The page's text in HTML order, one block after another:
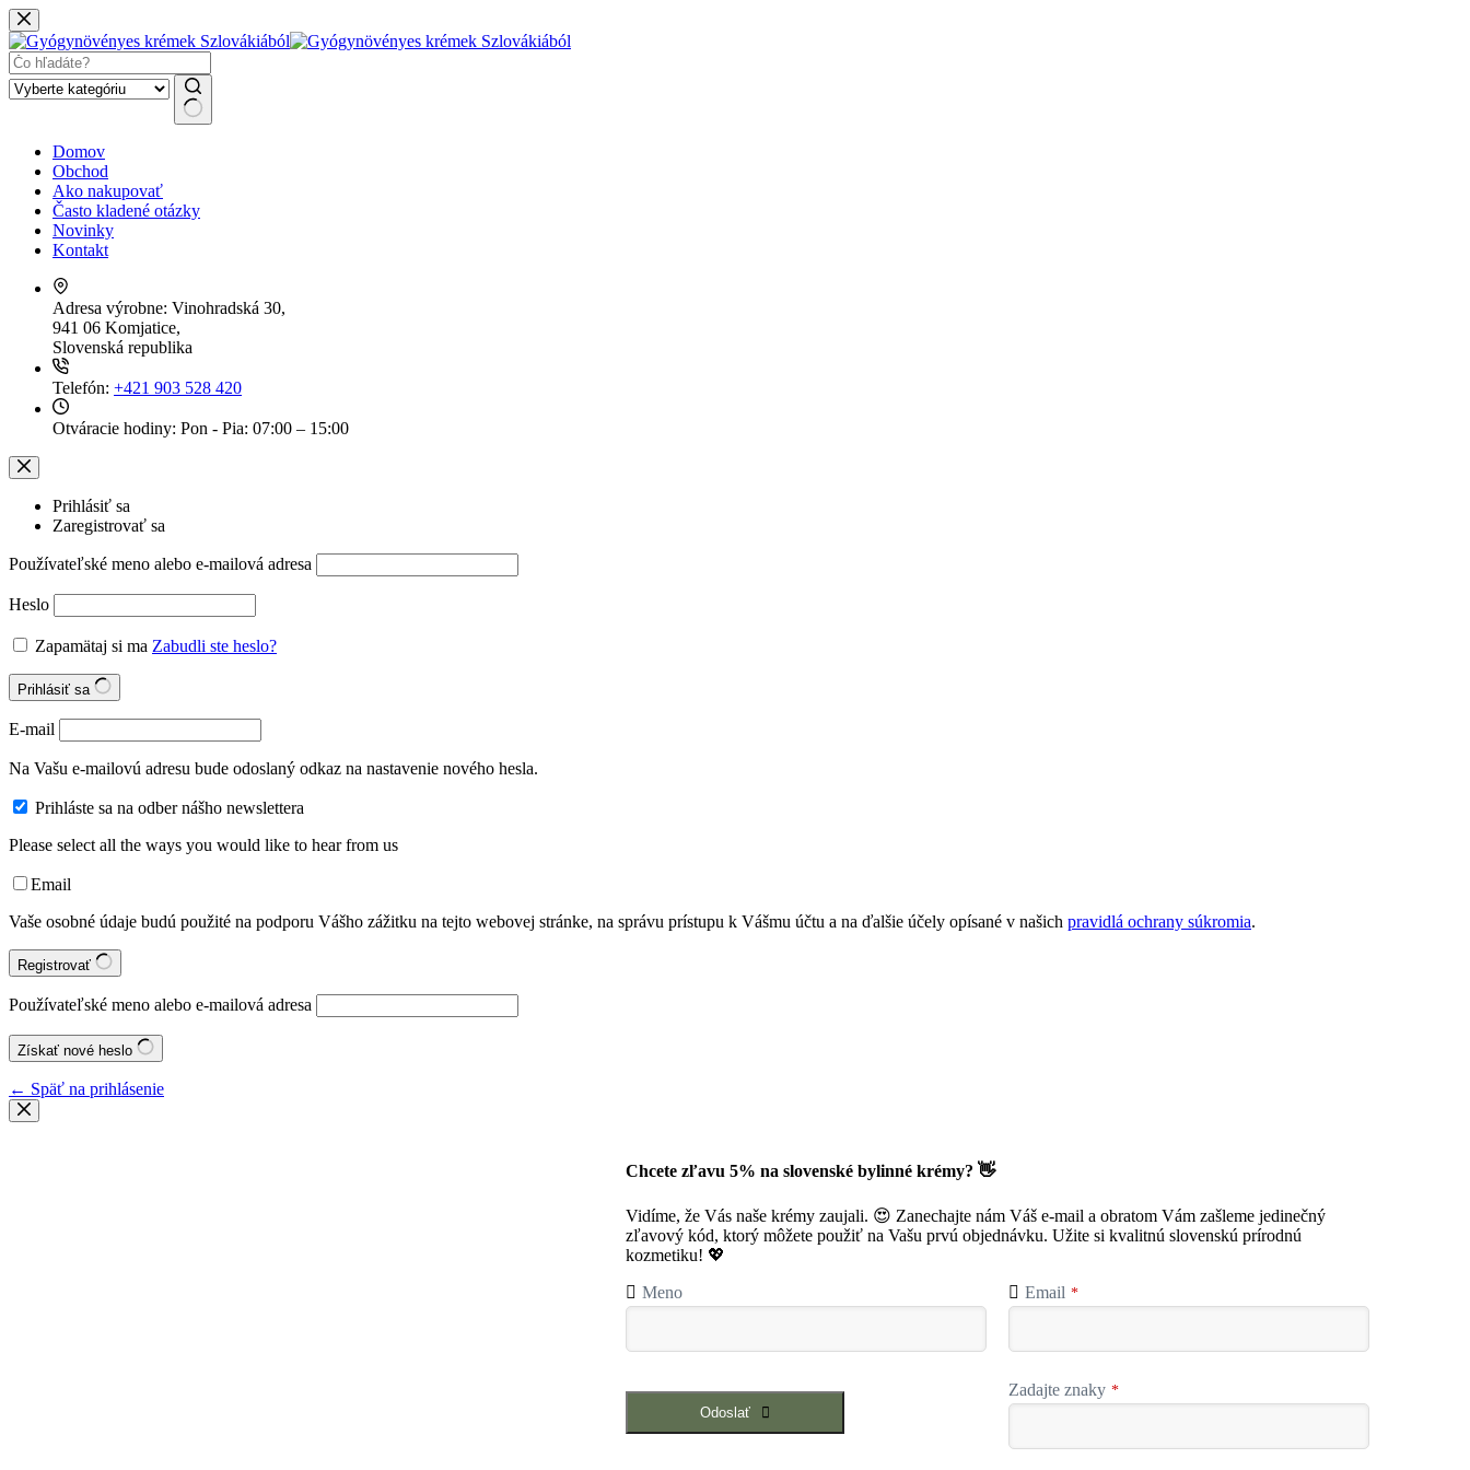
Skip
to
content
results Domov
Obchod
Ako nakupovať
Často kladené otázky
Novinky
Kontakt
Adresa výrobne: Vinohradská 30,
941 06 Komjatice,
Slovenská republika
Telefón: +421 903 528 420
Otváracie hodiny: Pon - Pia: 07:00 – 15:00
Prihlásiť sa
Zaregistrovať sa
Používateľské meno alebo e-mailová adresa
Heslo
Zapamätaj si ma Zabudli ste heslo?
Prihlásiť sa
E-mail
Na Vašu e-mailovú adresu bude odoslaný odkaz na nastavenie nového hesla.
Prihláste sa na odber nášho newslettera
Please select all the ways you would like to hear from us
Email
Vaše osobné údaje budú použité na podporu Vášho zážitku na tejto webovej stránke, na správu prístupu k Vášmu účtu a na ďalšie účely opísané v našich pravidlá ochrany súkromia.
Registrovať
Používateľské meno alebo e-mailová adresa
Získať nové heslo
← Späť na prihlásenie
Chcete zľavu 5% na slovenské bylinné krémy? 👋
Vidíme, že Vás naše krémy zaujali. 😍 Zanechajte nám Váš e-mail a obratom Vám zašleme jedinečný
zľavový kód, ktorý môžete použiť na Vašu prvú objednávku. Užite si kvalitnú slovenskú prírodnú
kozmetiku! 💖
Meno
Email *
Odoslať
Zadajte znaky *